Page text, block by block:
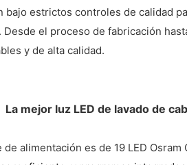
estrictos controles de calidad
el proceso de fabricación
y de alta calidad.
La mejor luz LED de lavado de
alimentación es de 19 LED